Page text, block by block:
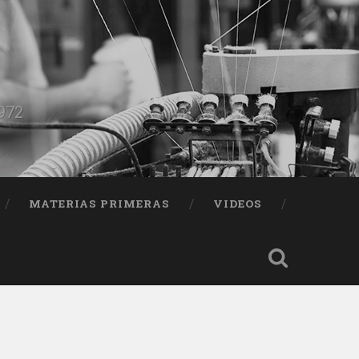
MATERIAS PRIMERAS VIDEOS